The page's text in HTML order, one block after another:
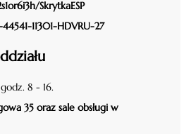
SkrytkaESP
44541-11301-HDVRU-27
8 - 16.
35 oraz sale obsługi w